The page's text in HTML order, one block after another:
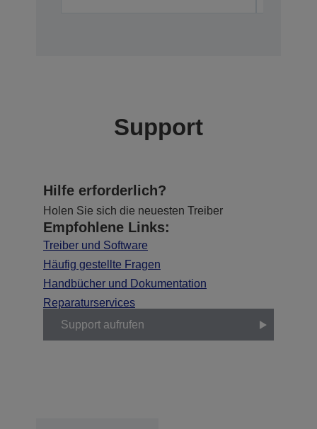
Support
Hilfe erforderlich?
Holen Sie sich die neuesten Treiber
Empfohlene Links:
Treiber und Software
Häufig gestellte Fragen
Handbücher und Dokumentation
Reparaturservices
Support aufrufen